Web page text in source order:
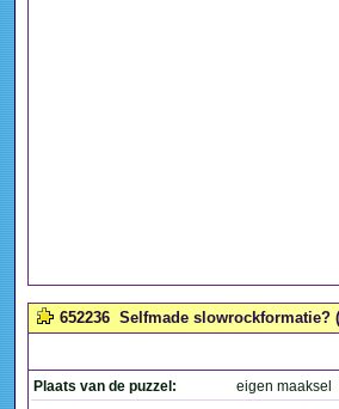
652236 Selfmade slowrockformatie?
Plaats van de puzzel:
eigen maaksel